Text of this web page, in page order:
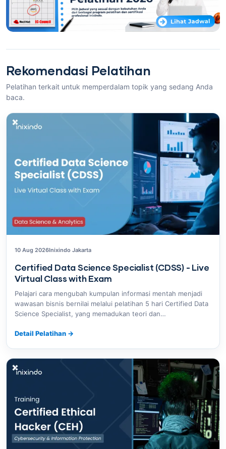
Rekomendasi Pelatihan
Pelatihan terkait untuk memperdalam topik yang sedang Anda
baca.
10 Aug 2026Inixindo Jakarta
Certified Data Science Specialist (CDSS) - Live
Virtual Class with Exam
Pelajari cara mengubah kumpulan informasi mentah menjadi
wawasan bisnis bernilai melalui pelatihan 5 hari Certified Data
Science Specialist, yang memadukan teori dan…
Detail Pelatihan →